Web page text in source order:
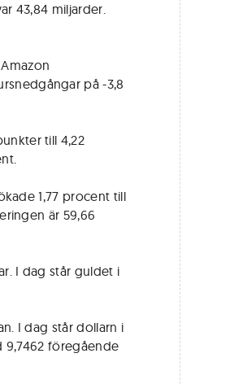
43,84 miljarder.
på -3,8
till 4,22
1,77 procent till
är 59,66
I dag står guldet i
I dag står dollarn i
9,7462 föregående